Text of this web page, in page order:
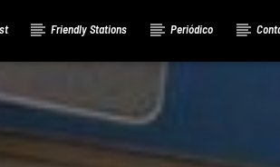
Friendly Stations Periódico